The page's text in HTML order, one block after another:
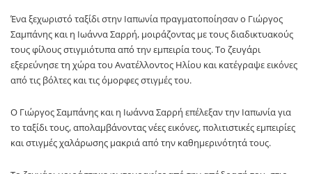
Ένα ξεχωριστό ταξίδι στην Ιαπωνία πραγματοποίησαν ο Γιώργος
Σαμπάνης και η Ιωάννα Σαρρή, μοιράζοντας με τους διαδικτυακούς
τους φίλους στιγμιότυπα από την εμπειρία τους. Το ζευγάρι
εξερεύνησε τη χώρα του Ανατέλλοντος Ηλίου και κατέγραψε εικόνες
από τις βόλτες και τις όμορφες στιγμές του.
Ο Γιώργος Σαμπάνης και η Ιωάννα Σαρρή επέλεξαν την Ιαπωνία για
το ταξίδι τους, απολαμβάνοντας νέες εικόνες, πολιτιστικές εμπειρίες
και στιγμές χαλάρωσης μακριά από την καθημερινότητά τους.